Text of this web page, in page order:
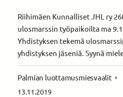
Riihimäen Kunnalliset JHL ry
ulosmarssin työpaikoilta ma
Yhdistyksen tekemä
yhdistyksen jäseniä. Syynä
Palmian luottamusmiesvaalit
13.11.2019